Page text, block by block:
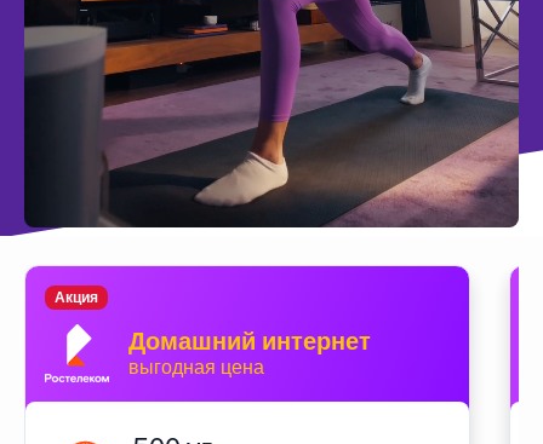
Домашний интернет
выгодная цена
Акция